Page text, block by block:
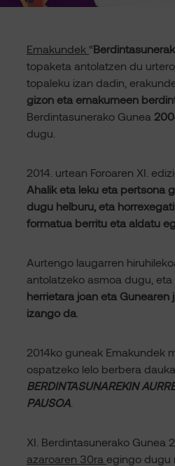
Emakundek “
topaketa antolatzen du
topaleku izan dadin,
gizon eta emakumeen
Berdintasunerako Gunea
dugu.
2014. urtean Foroaren XI.
Ahalik eta leku eta pertsona
dugu helburu, eta
formatua berritu eta aldatu
Aurtengo laugarren
antolatzeko asmoa dugu, eta
herrietara joan eta Gunearen
izango da
2014ko guneak Emakundek
ospatzeko lelo berbera dauka
BERDINTASUNAREKIN
PAUSOA
XI. Berdintasunerako Gunea
azaroaren 30ra egingo dugu